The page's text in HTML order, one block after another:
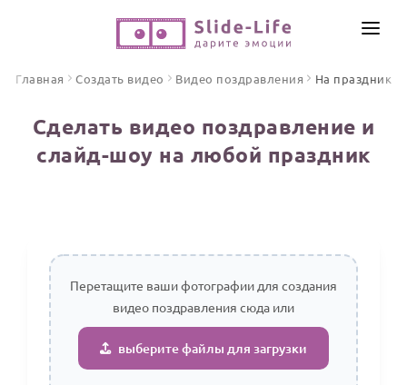
ПО ФОРМАТУ
Стихи и тексты
ПРАЗДНИКИ
С Днем рождения
Юбилей
ИНСТРУМЕНТЫ
ОТЗЫВЫ
Главная Создать видео Видео поздравления На праздник
Сделать видео поздравление и
слайд-шоу на любой праздник
Перетащите ваши фотографии для создания
видео поздравления сюда или
выберите файлы для загрузки